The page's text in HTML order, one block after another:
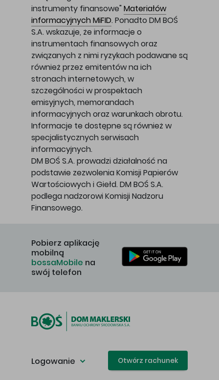
instrumenty finansowe" Materiałów
informacyjnych MiFID. Ponadto DM BOŚ
S.A. wskazuje, że informacje o
instrumentach finansowych oraz
związanych z nimi ryzykach podawane są
również przez emitentów na ich
stronach internetowych, w
szczególności w prospektach
emisyjnych, memorandach
informacyjnych oraz warunkach obrotu.
Informacje te dostępne są również w
specjalistycznych serwisach
informacyjnych.
DM BOŚ S.A. prowadzi działalność na
podstawie zezwolenia Komisji Papierów
Wartościowych i Giełd. DM BOŚ S.A.
podlega nadzorowi Komisji Nadzoru
Finansowego.
Pobierz aplikację
mobilną
bossaMobile na
swój telefon
Logowanie Otwórz rachunek